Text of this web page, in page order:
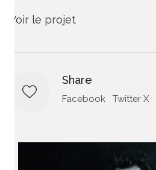
Voir le projet
Share
Facebook Twitter X